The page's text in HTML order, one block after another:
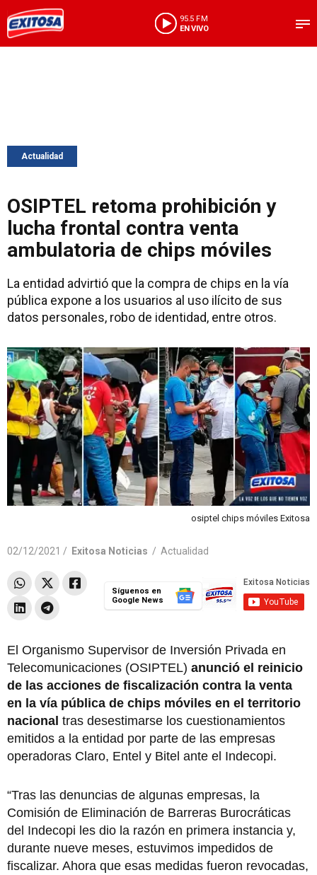
95.5 FM
EN VIVO
Actualidad
OSIPTEL retoma prohibición y
lucha frontal contra venta
ambulatoria de chips móviles
La entidad advirtió que la compra de chips en la vía
pública expone a los usuarios al uso ilícito de sus
datos personales, robo de identidad, entre otros.
osiptel chips móviles Exitosa
02/12/2021 / Exitosa Noticias / Actualidad
Síguenos en
Google News
El Organismo Supervisor de Inversión Privada en
Telecomunicaciones (OSIPTEL) anunció el reinicio
de las acciones de fiscalización contra la venta
en la vía pública de chips móviles en el territorio
nacional tras desestimarse los cuestionamientos
emitidos a la entidad por parte de las empresas
operadoras Claro, Entel y Bitel ante el Indecopi.
“Tras las denuncias de algunas empresas, la
Comisión de Eliminación de Barreras Burocráticas
del Indecopi les dio la razón en primera instancia y,
durante nueve meses, estuvimos impedidos de
fiscalizar. Ahora que esas medidas fueron revocadas,